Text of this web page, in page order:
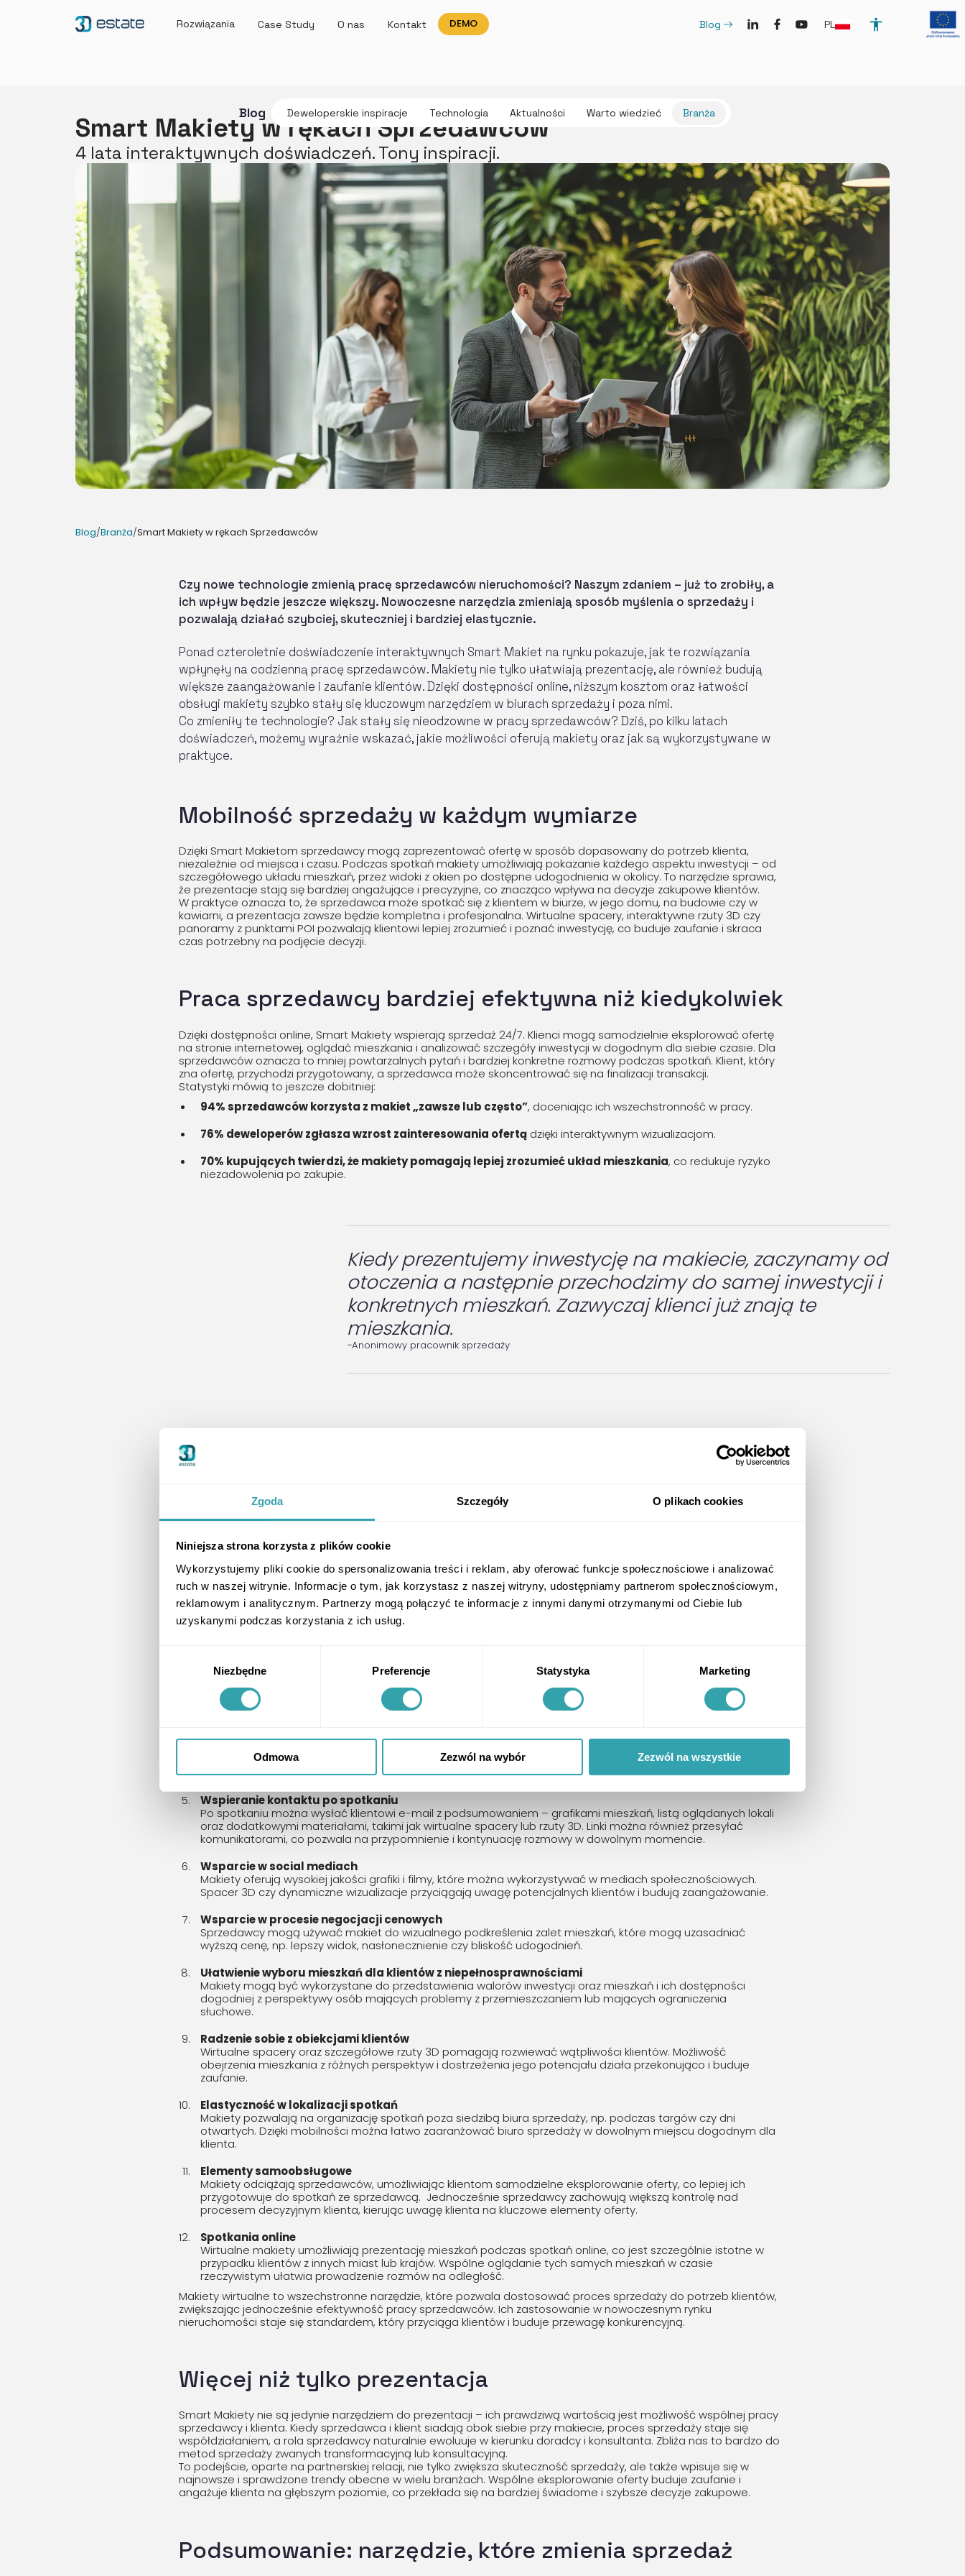
Zgoda Szczegóły O plikach cookies
Niniejsza strona korzysta z plików cookie
Wykorzystujemy pliki cookie do spersonalizowania treści i reklam, aby oferować funkcje społecznościowe i analizować
ruch w naszej witrynie. Informacje o tym, jak korzystasz z naszej witryny, udostępniamy partnerom społecznościowym,
reklamowym i analitycznym. Partnerzy mogą połączyć te informacje z innymi danymi otrzymanymi od Ciebie lub
uzyskanymi podczas korzystania z ich usług.
Niezbędne Preferencje Statystyka Marketing
Odmowa Zezwól na wybór Zezwól na wszystkie
Rozwiązania Case Study O nas Kontakt DEMO Blog ArrowRightLong SocialLinkedIn SocialFacebook SocialYoutube PL
Blog Deweloperskie inspiracje Technologia Aktualności Warto wiedzieć Branża
Smart Makiety w rękach Sprzedawców
4 lata interaktywnych doświadczeń. Tony inspiracji.
Blog/Branża/Smart Makiety w rękach Sprzedawców
Czy nowe technologie zmienią pracę sprzedawców nieruchomości? Naszym zdaniem – już to zrobiły, a
ich wpływ będzie jeszcze większy. Nowoczesne narzędzia zmieniają sposób myślenia o sprzedaży i
pozwalają działać szybciej, skuteczniej i bardziej elastycznie.
Ponad czteroletnie doświadczenie interaktywnych Smart Makiet na rynku pokazuje, jak te rozwiązania
wpłynęły na codzienną pracę sprzedawców. Makiety nie tylko ułatwiają prezentację, ale również budują
większe zaangażowanie i zaufanie klientów. Dzięki dostępności online, niższym kosztom oraz łatwości
obsługi makiety szybko stały się kluczowym narzędziem w biurach sprzedaży i poza nimi.
Co zmieniły te technologie? Jak stały się nieodzowne w pracy sprzedawców? Dziś, po kilku latach
doświadczeń, możemy wyraźnie wskazać, jakie możliwości oferują makiety oraz jak są wykorzystywane w
praktyce.
Mobilność sprzedaży w każdym wymiarze
Dzięki Smart Makietom sprzedawcy mogą zaprezentować ofertę w sposób dopasowany do potrzeb klienta,
niezależnie od miejsca i czasu. Podczas spotkań makiety umożliwiają pokazanie każdego aspektu inwestycji – od
szczegółowego układu mieszkań, przez widoki z okien po dostępne udogodnienia w okolicy. To narzędzie sprawia,
że prezentacje stają się bardziej angażujące i precyzyjne, co znacząco wpływa na decyzje zakupowe klientów.
W praktyce oznacza to, że sprzedawca może spotkać się z klientem w biurze, w jego domu, na budowie czy w
kawiarni, a prezentacja zawsze będzie kompletna i profesjonalna. Wirtualne spacery, interaktywne rzuty 3D czy
panoramy z punktami POI pozwalają klientowi lepiej zrozumieć i poznać inwestycję, co buduje zaufanie i skraca
czas potrzebny na podjęcie decyzji.
Praca sprzedawcy bardziej efektywna niż kiedykolwiek
Dzięki dostępności online, Smart Makiety wspierają sprzedaż 24/7. Klienci mogą samodzielnie eksplorować ofertę
na stronie internetowej, oglądać mieszkania i analizować szczegóły inwestycji w dogodnym dla siebie czasie. Dla
sprzedawców oznacza to mniej powtarzalnych pytań i bardziej konkretne rozmowy podczas spotkań. Klient, który
zna ofertę, przychodzi przygotowany, a sprzedawca może skoncentrować się na finalizacji transakcji.
Statystyki mówią to jeszcze dobitniej:
94% sprzedawców korzysta z makiet „zawsze lub często”, doceniając ich wszechstronność w pracy.
76% deweloperów zgłasza wzrost zainteresowania ofertą dzięki interaktywnym wizualizacjom.
70% kupujących twierdzi, że makiety pomagają lepiej zrozumieć układ mieszkania, co redukuje ryzyko
niezadowolenia po zakupie.
Kiedy prezentujemy inwestycję na makiecie, zaczynamy od
otoczenia a następnie przechodzimy do samej inwestycji i
konkretnych mieszkań. Zazwyczaj klienci już znają te
mieszkania.
-Anonimowy pracownik sprzedaży
Makiety w praktyce: Jak skutecznie wykorzystać je w
procesie sprzedaży nieruchomości?
Makiety wirtualne i interaktywne to innowacyjne narzędzie, które wspiera deweloperów i sprzedawców mieszkań w
efektywnej prezentacji inwestycji. Oto różnorodne sposoby ich praktycznego zastosowania, które mogą znacząco
Prezentacja inwestycji w biurze sprzedaży
Interaktywne makiety, wyświetlane na ekranach dotykowych, pozwalają na szczegółowe pokazanie zarówno
inwestycji, jak i jej otoczenia. Dzięki intuicyjnemu interfejsowi klienci mogą łatwo zrozumieć układ budynków,
dostępność mieszkań oraz infrastrukturę w pobliżu.
Prezentacja w terenie
Makiety doskonale sprawdzają się podczas oprowadzania klientów na placu budowy lub w gotowych
Wygodne wyszukiwanie mieszkań
Otagowanie mieszkań w makiecie umożliwia szybkie i intuicyjne filtrowanie ofert według preferencji klienta,
takich jak powierzchnia, liczba pokoi czy widok z okna.
spersonalizowany link do wybranych mieszkań. E-broszury są bardziej praktyczne, zawsze pod ręką a
jednocześnie są ekologiczne.
Wspieranie kontaktu po spotkaniu
Po spotkaniu można wysłać klientowi e-mail z podsumowaniem – grafikami mieszkań, listą oglądanych lokali
oraz dodatkowymi materiałami, takimi jak wirtualne spacery lub rzuty 3D. Linki można również przesyłać
komunikatorami, co pozwala na przypomnienie i kontynuację rozmowy w dowolnym momencie.
Wsparcie w social mediach
Makiety oferują wysokiej jakości grafiki i filmy, które można wykorzystywać w mediach społecznościowych.
Spacer 3D czy dynamiczne wizualizacje przyciągają uwagę potencjalnych klientów i budują zaangażowanie.
Wsparcie w procesie negocjacji cenowych
Sprzedawcy mogą używać makiet do wizualnego podkreślenia zalet mieszkań, które mogą uzasadniać
wyższą cenę, np. lepszy widok, nasłonecznienie czy bliskość udogodnień.
Ułatwienie wyboru mieszkań dla klientów z niepełnosprawnościami
Makiety mogą być wykorzystane do przedstawienia walorów inwestycji oraz mieszkań i ich dostępności
dogodniej z perspektywy osób mających problemy z przemieszczaniem lub mających ograniczenia
słuchowe.
Radzenie sobie z obiekcjami klientów
Wirtualne spacery oraz szczegółowe rzuty 3D pomagają rozwiewać wątpliwości klientów. Możliwość
obejrzenia mieszkania z różnych perspektyw i dostrzeżenia jego potencjału działa przekonująco i buduje
zaufanie.
Elastyczność w lokalizacji spotkań
Makiety pozwalają na organizację spotkań poza siedzibą biura sprzedaży, np. podczas targów czy dni
otwartych. Dzięki mobilności można łatwo zaaranżować biuro sprzedaży w dowolnym miejscu dogodnym dla
klienta.
Elementy samoobsługowe
Makiety odciążają sprzedawców, umożliwiając klientom samodzielne eksplorowanie oferty, co lepiej ich
przygotowuje do spotkań ze sprzedawcą. Jednocześnie sprzedawcy zachowują większą kontrolę nad
procesem decyzyjnym klienta, kierując uwagę klienta na kluczowe elementy oferty.
Spotkania online
Wirtualne makiety umożliwiają prezentację mieszkań podczas spotkań online, co jest szczególnie istotne w
przypadku klientów z innych miast lub krajów. Wspólne oglądanie tych samych mieszkań w czasie
rzeczywistym ułatwia prowadzenie rozmów na odległość.
Makiety wirtualne to wszechstronne narzędzie, które pozwala dostosować proces sprzedaży do potrzeb klientów,
zwiększając jednocześnie efektywność pracy sprzedawców. Ich zastosowanie w nowoczesnym rynku
nieruchomości staje się standardem, który przyciąga klientów i buduje przewagę konkurencyjną.
Więcej niż tylko prezentacja
Smart Makiety nie są jedynie narzędziem do prezentacji – ich prawdziwą wartością jest możliwość wspólnej pracy
sprzedawcy i klienta. Kiedy sprzedawca i klient siadają obok siebie przy makiecie, proces sprzedaży staje się
współdziałaniem, a rola sprzedawcy naturalnie ewoluuje w kierunku doradcy i konsultanta. Zbliża nas to bardzo do
metod sprzedaży zwanych transformacyjną lub konsultacyjną.
To podejście, oparte na partnerskiej relacji, nie tylko zwiększa skuteczność sprzedaży, ale także wpisuje się w
najnowsze i sprawdzone trendy obecne w wielu branżach. Wspólne eksplorowanie oferty buduje zaufanie i
angażuje klienta na głębszym poziomie, co przekłada się na bardziej świadome i szybsze decyzje zakupowe.
Podsumowanie: narzędzie, które zmienia sprzedaż